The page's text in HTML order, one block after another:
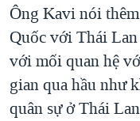
Ông Kavi nói
Quốc với Thái
với mối quan hệ
gian qua hầu như
quân sự ở Thái